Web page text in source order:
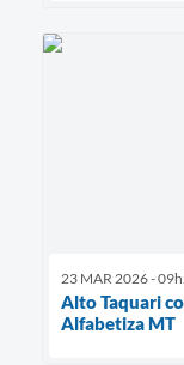
23 MAR 2026 -
Alto Taquari
Alfabetiza MT